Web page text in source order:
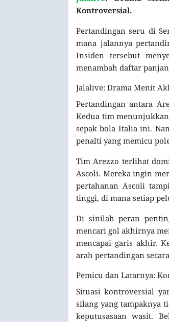
Kontroversial.
Pertandingan seru di
mana jalannya
Insiden tersebut
menambah daftar
Jalalive: Drama Menit
Pertandingan antara
Kedua tim
sepak bola Italia ini.
penalti yang memicu
Tim Arezzo terlihat
Ascoli. Mereka ingin
pertahanan Ascoli
tinggi, di mana setiap
Di sinilah peran
mencari gol akhirnya
mencapai garis akhir.
arah pertandingan
Pemicu dan Latarnya:
Situasi kontroversial
silang yang tampaknya
keputusasaan wasit.